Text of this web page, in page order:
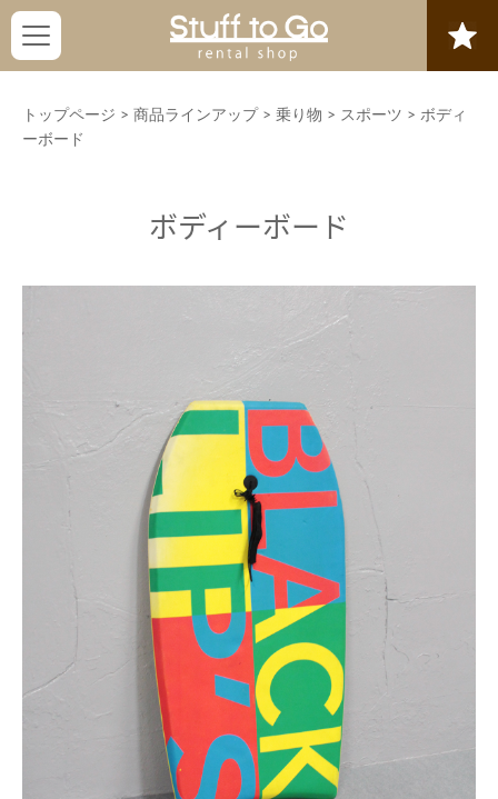
トップページ > 商品ラインアップ > 乗り物 > スポーツ > ボディ
ーボード
ボディーボード